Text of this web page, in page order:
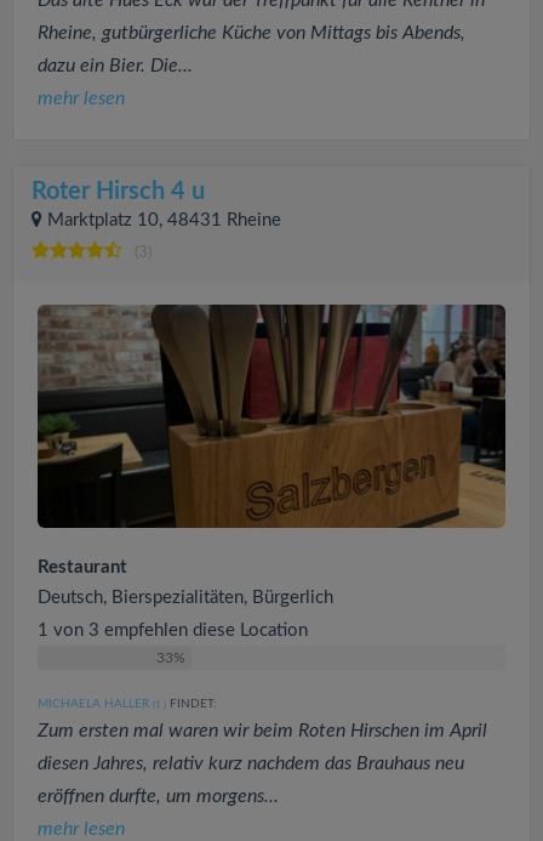
Rheine, gutbürgerliche Küche von Mittags bis Abends,
dazu ein Bier. Die...
mehr lesen
Roter Hirsch 4 u
Marktplatz 10, 48431 Rheine
(3)
Restaurant
Deutsch, Bierspezialitäten, Bürgerlich
1 von 3 empfehlen diese Location
33%
MICHAELA HALLER (1 ) FINDET:
Zum ersten mal waren wir beim Roten Hirschen im April
diesen Jahres, relativ kurz nachdem das Brauhaus neu
eröffnen durfte, um morgens...
mehr lesen